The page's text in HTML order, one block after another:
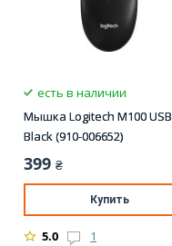
есть в наличии
Мышка Logitech M100 USB
Black (910-006652)
399 ₴
Купить
5.0 1